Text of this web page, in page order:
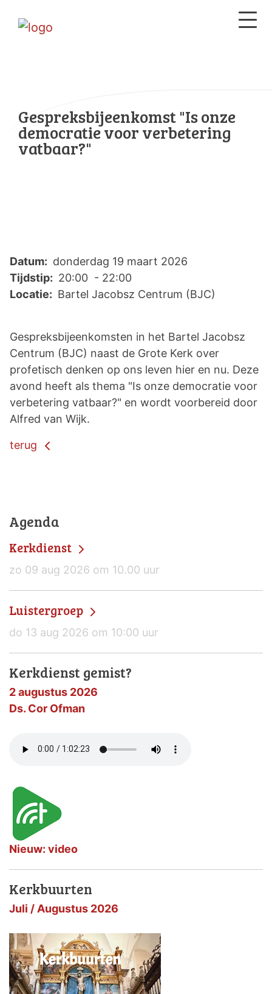
Gespreksbijeenkomst "Is onze
democratie voor verbetering
vatbaar?"
Datum: donderdag 19 maart 2026
Tijdstip: 20:00 - 22:00
Locatie: Bartel Jacobsz Centrum (BJC)
Gespreksbijeenkomsten in het Bartel Jacobsz
Centrum (BJC) naast de Grote Kerk over
profetisch denken op ons leven hier en nu. Deze
avond heeft als thema "Is onze democratie voor
verbetering vatbaar?" en wordt voorbereid door
Alfred van Wijk.
terug
Agenda
Kerkdienst
zo 09 aug 2026 om 10.00 uur
Luistergroep
do 13 aug 2026 om 10:00 uur
Kerkdienst gemist?
2 augustus 2026
Ds. Cor Ofman
Nieuw: video
Kerkbuurten
Juli / Augustus 2026